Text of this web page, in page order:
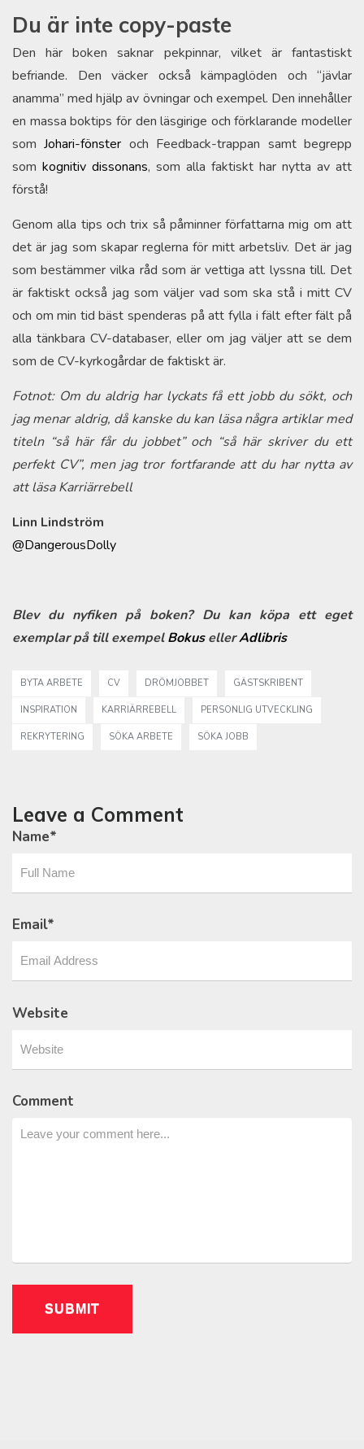
Du är inte copy-paste
Den här boken saknar pekpinnar, vilket är fantastiskt
befriande. Den väcker också kämpaglöden och “jävlar
anamma” med hjälp av övningar och exempel. Den innehåller
en massa boktips för den läsgirige och förklarande modeller
somJohari-fönster och Feedback-trappan samt begrepp
som kognitiv dissonans, som alla faktiskt har nytta av att
förstå!
Genom alla tips och trix så påminner författarna mig om att
det är jag som skapar reglerna för mitt arbetsliv. Det är jag
som bestämmer vilka råd som är vettiga att lyssna till. Det
är faktiskt också jag som väljer vad som ska stå i mitt CV
och om min tid bäst spenderas på att fylla i fält efter fält på
alla tänkbara CV-databaser, eller om jag väljer att se dem
som de CV-kyrkogårdar de faktiskt är.
Fotnot: Om du aldrig har lyckats få ett jobb du sökt, och
jag menar aldrig, då kanske du kan läsa några artiklar med
titeln “så här får du jobbet” och “så här skriver du ett
perfekt CV”, men jag tror fortfarande att du har nytta av
att läsa Karriärrebell
Linn Lindström
@DangerousDolly
Blev du nyfiken på boken? Du kan köpa ett eget
exemplar på till exempelBokusellerAdlibris
BYTA ARBETE CV DRÖMJOBBET GÄSTSKRIBENT
INSPIRATION KARRIÄRREBELL PERSONLIG UTVECKLING
REKRYTERING SÖKA ARBETE SÖKA JOBB
Leave a Comment
Name*
Email*
Website
Comment